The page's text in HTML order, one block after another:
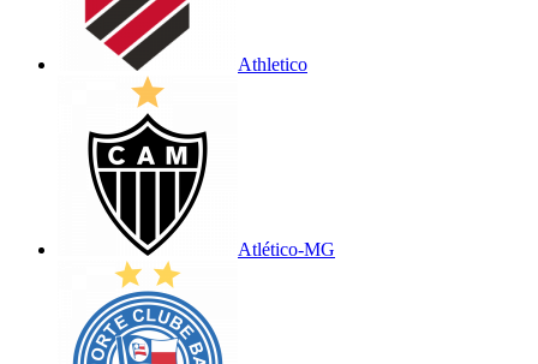
Athletico
Atlético-MG